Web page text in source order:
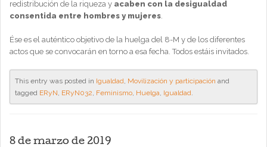
redistribución de la riqueza y acaben con la desigualdad
consentida entre hombres y mujeres.
Ése es el auténtico objetivo de la huelga del 8-M y de los diferentes
actos que se convocarán en torno a esa fecha. Todos estáis invitados.
This entry was posted in Igualdad, Movilización y participación and
tagged ERyN, ERyN032, Feminismo, Huelga, Igualdad.
8 de marzo de 2019